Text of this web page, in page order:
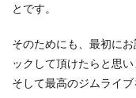
とです。
そのためにも、最初に
ックして頂けたらと思い
そして最高のジムライブ